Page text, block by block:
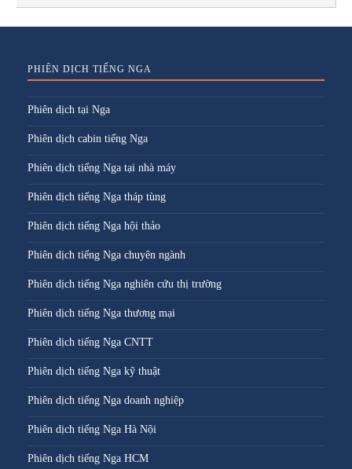
PHIÊN DỊCH TIẾNG NGA
Phiên dịch tại Nga
Phiên dịch cabin tiếng Nga
Phiên dịch tiếng Nga tại nhà máy
Phiên dịch tiếng Nga tháp tùng
Phiên dịch tiếng Nga hội thảo
Phiên dịch tiếng Nga chuyên ngành
Phiên dịch tiếng Nga nghiên cứu thị trường
Phiên dịch tiếng Nga thương mại
Phiên dịch tiếng Nga CNTT
Phiên dịch tiếng Nga kỹ thuật
Phiên dịch tiếng Nga doanh nghiệp
Phiên dịch tiếng Nga Hà Nội
Phiên dịch tiếng Nga HCM